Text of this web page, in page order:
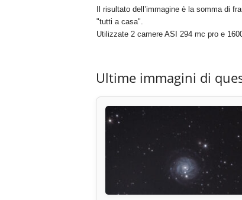
Il risultato dell’immagine è la somma di
"tutti a casa".
Utilizzate 2 camere ASI 294 mc pro e
Ultime immagini di